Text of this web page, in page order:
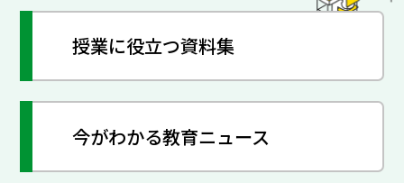
授業に役立つ資料集
今がわかる教育ニュース